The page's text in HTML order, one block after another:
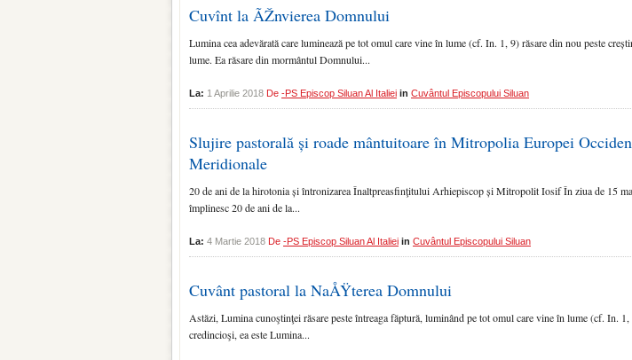
Cuvînt la ÃŽnvierea Domnului
Lumina cea adevărată care luminează pe tot omul care vine în lume (cf. In. 1, 9) răsare din nou peste
lume. Ea răsare din mormântul Domnului...
La: 1 Aprilie 2018 De -PS Episcop Siluan Al Italiei in Cuvântul Episcopului Siluan
Slujire pastorală și roade mântuitoare în Mitropolia Europei
Meridionale
20 de ani de la hirotonia și întronizarea Înaltpreasfinţitului Arhiepiscop și Mitropolit Iosif În ziua de 15
împlinesc 20 de ani de la...
La: 4 Martie 2018 De -PS Episcop Siluan Al Italiei in Cuvântul Episcopului Siluan
Cuvânt pastoral la NaÅŸterea Domnului
Astăzi, Lumina cunoştinţei ră­sare peste întreaga făptură, luminând pe tot omul care vine în lume (cf. In.
credincioşi, ea este Lumi­na...